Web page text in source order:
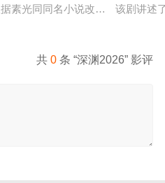
饰）为了营救意外被困秘密实
素光同同名小说改编。江逾白长
该剧讲述
共0 条 “深渊2026” 影评